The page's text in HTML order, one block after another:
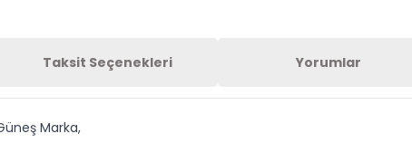
Taksit Seçenekleri Yorumlar
Marka,